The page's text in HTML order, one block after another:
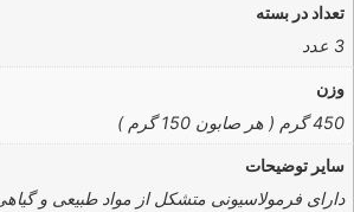
تعداد در بسته
3 عدد
وزن
450 گرم ( هر صابون 150 گرم )
سایر توضیحات
دارای فرمولاسیونی متشکل از مواد طبیعی و گیاهی